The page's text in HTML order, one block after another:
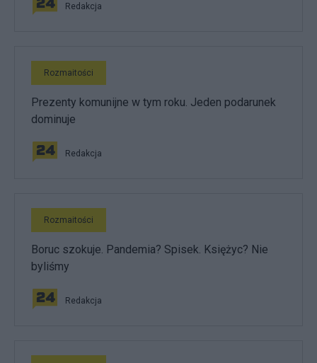
Redakcja
Rozmaitości
Prezenty komunijne w tym roku. Jeden podarunek
dominuje
Redakcja
Rozmaitości
Boruc szokuje. Pandemia? Spisek. Księżyc? Nie
byliśmy
Redakcja